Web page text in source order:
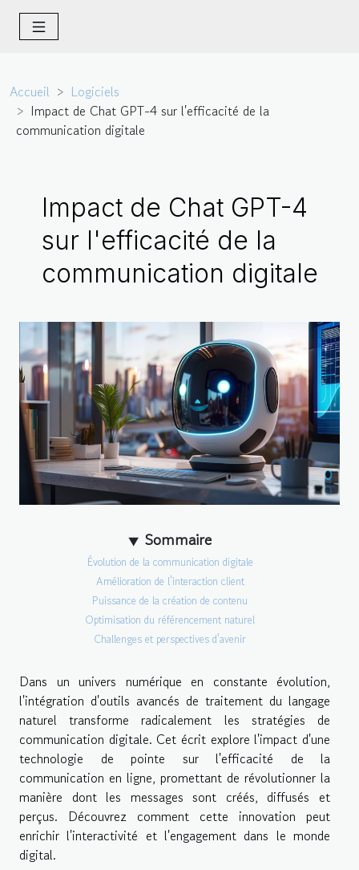
Accueil
Logiciels
Impact de Chat GPT-4 sur l'efficacité de la
communication digitale
Impact de Chat GPT-4
sur l'efficacité de la
communication digitale
Sommaire
Évolution de la communication digitale
Amélioration de l'interaction client
Puissance de la création de contenu
Optimisation du référencement naturel
Challenges et perspectives d'avenir
Dans un univers numérique en constante évolution,
l'intégration d'outils avancés de traitement du langage
naturel transforme radicalement les stratégies de
communication digitale. Cet écrit explore l'impact d'une
technologie de pointe sur l'efficacité de la
communication en ligne, promettant de révolutionner la
manière dont les messages sont créés, diffusés et
perçus. Découvrez comment cette innovation peut
enrichir l'interactivité et l'engagement dans le monde
digital.